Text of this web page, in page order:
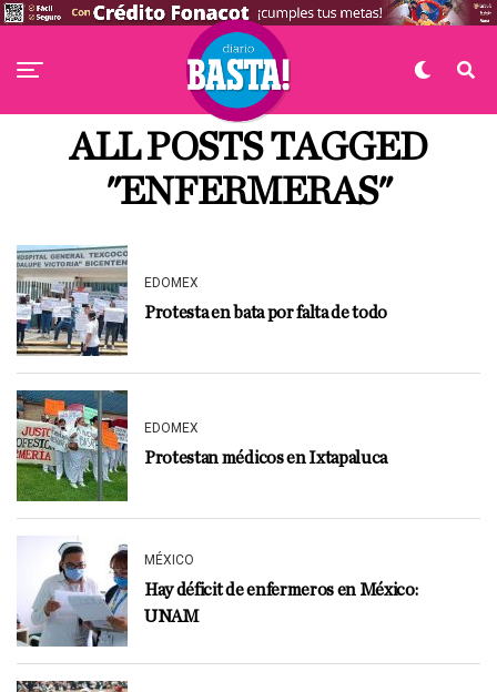
ALL POSTS TAGGED
"ENFERMERAS"
EDOMEX
Protesta en bata por falta de todo
EDOMEX
Protestan médicos en Ixtapaluca
MÉXICO
Hay déficit de enfermeros en México:
UNAM